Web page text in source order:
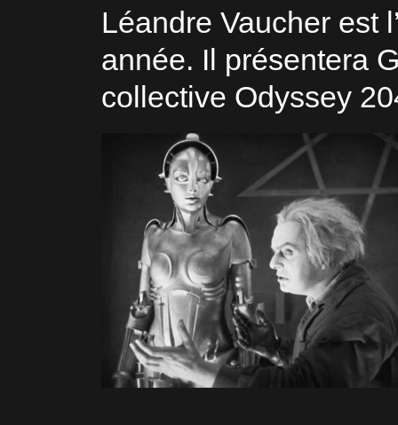
Léandre Vaucher est
année. Il présentera
collective Odyssey